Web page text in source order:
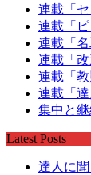
連載「セ
連載「ピ
連載「名
連載「改
連載「
連載「
集中と
Latest Posts
達人に